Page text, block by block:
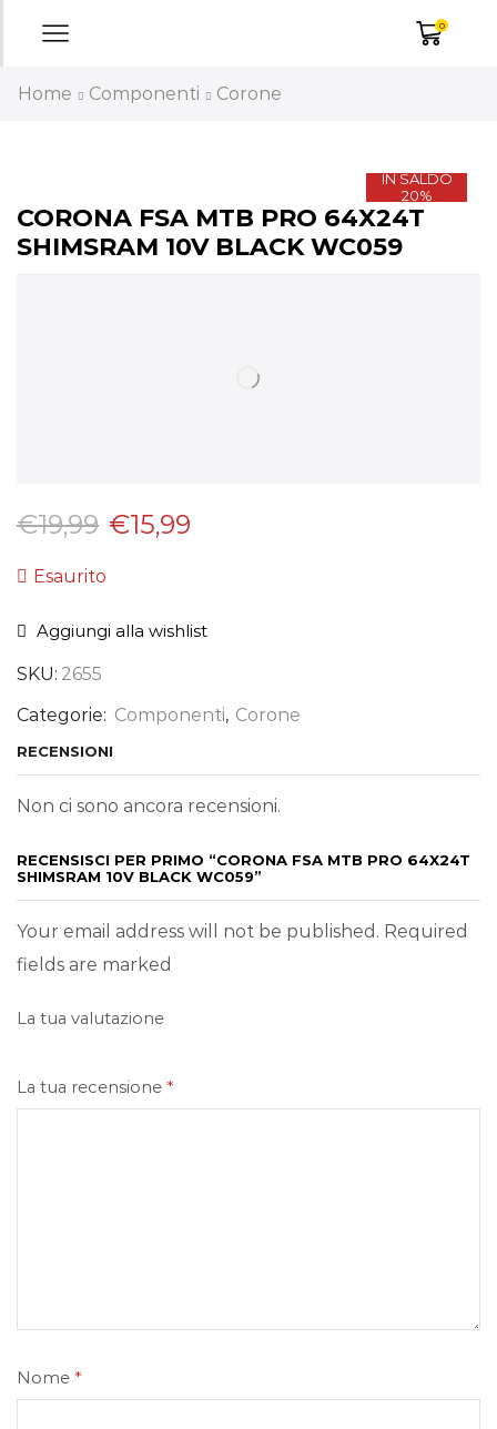
0
Home Componenti Corone
IN SALDO
20%
CORONA FSA MTB PRO 64X24T
SHIMSRAM 10V BLACK WC059
€19,99 €15,99
Esaurito
Aggiungi alla wishlist
SKU: 2655
Categorie: Componenti, Corone
RECENSIONI
Non ci sono ancora recensioni.
RECENSISCI PER PRIMO “CORONA FSA MTB PRO 64X24T
SHIMSRAM 10V BLACK WC059”
Your email address will not be published. Required
fields are marked
La tua valutazione
La tua recensione *
Nome *